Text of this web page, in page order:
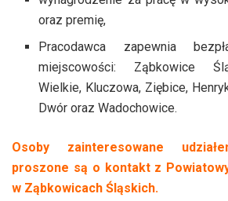
oraz premię,
Pracodawca zapewnia
miejscowości: Ząbkowice
Wielkie, Kluczowa, Ziębice,
Dwór oraz Wadochowice.
Osoby zainteresowane
proszone są o kontakt z
w Ząbkowicach Śląskich.